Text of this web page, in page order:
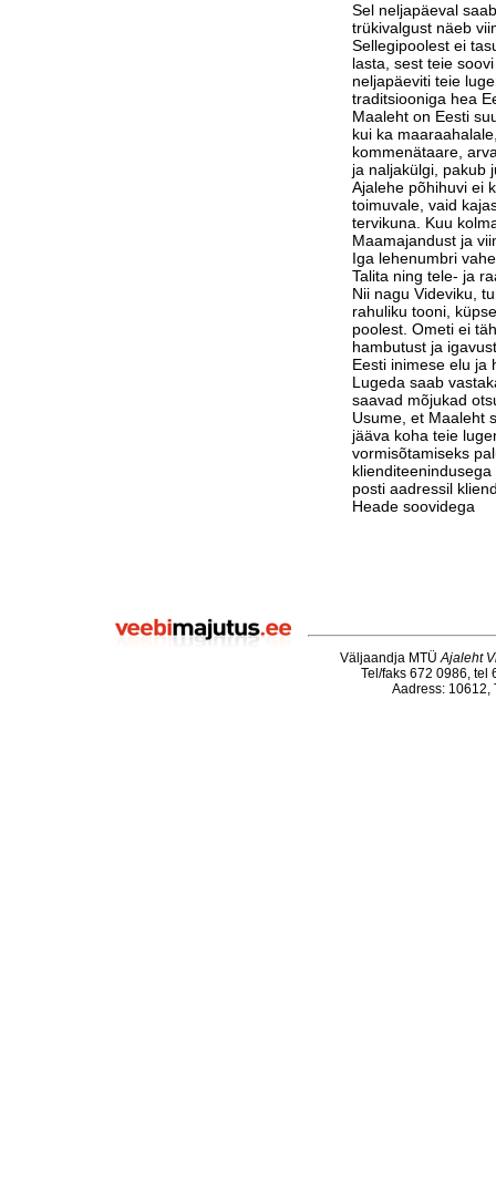
Sel neljapäeval
trükivalgust näeb
Sellegipoolest ei
lasta, sest teie
neljapäeviti teie
traditsiooniga hea
Maaleht on Eesti
kui ka
kommenätaare,
ja naljakülgi, pakub
Ajalehe põhihuvi ei
toimuvale, vaid
tervikuna. Kuu
Maamajandust ja
Iga lehenumbri
Talita ning tele- ja
Nii nagu Videviku,
rahuliku tooni,
poolest. Ometi ei
hambutust ja
Eesti inimese elu ja
Lugeda saab
saavad mõjukad
Usume, et Maaleht
jääva koha teie
vormisõtamiseks
posti aadressil
Heade soovidega
Väljaandja MTÜAjaleht
Tel/faks 672 0986, tel
Aadress: 10612,